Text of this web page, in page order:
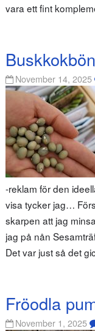
vara ett fint
November 14, 2025
-reklam för den
visa tycker jag…
skarpen att jag
jag på nån
Det var just så det
Fröodla
November 1, 2025